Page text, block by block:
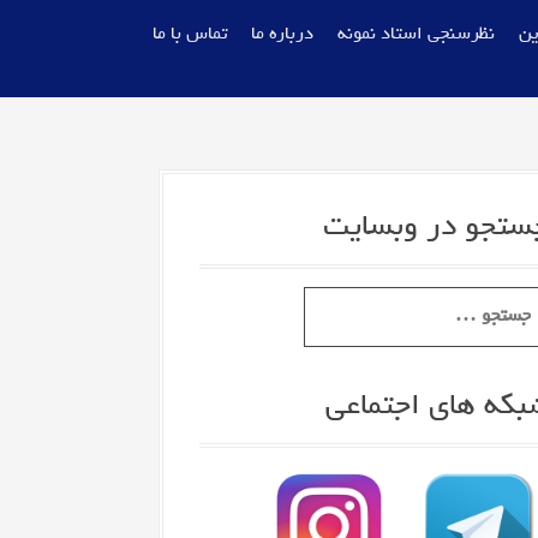
تماس با ما درباره ما نظرسنجی استاد نمونه
در وبسایت
های اجتماعی